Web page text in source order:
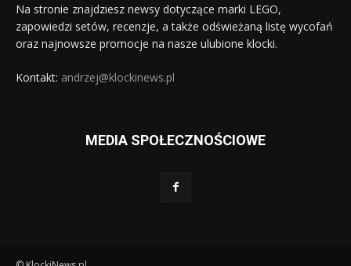
Na stronie znajdziesz newsy dotyczące marki LEGO,
zapowiedzi setów, recenzje, a także odświeżaną listę wycofań
oraz najnowsze promocje na nasze ulubione klocki.
Kontakt: andrzej@klockinews.pl
MEDIA SPOŁECZNOŚCIOWE